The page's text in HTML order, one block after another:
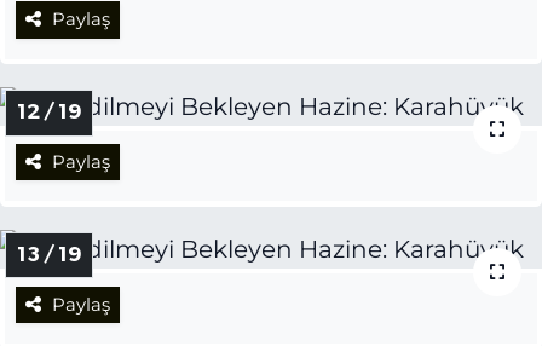
Paylaş
12 / 19
Paylaş
13 / 19
Paylaş